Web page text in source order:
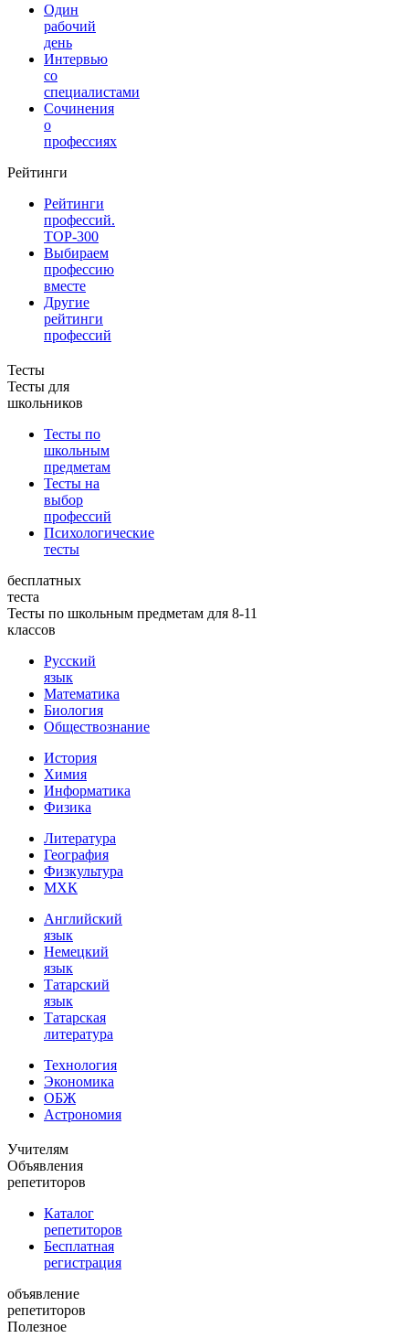
Один
рабочий
день
Интервью
со
специалистами
Сочинения
о
профессиях
Рейтинги
Рейтинги
профессий.
TOP-300
Выбираем
профессию
вместе
Другие
рейтинги
профессий
Тесты
Тесты для
школьников
Тесты по
школьным
предметам
Тесты на
выбор
профессий
Психологические
тесты
бесплатных
теста
Тесты по школьным предметам для 8-11
классов
Русский
язык
Математика
Биология
Обществознание
История
Химия
Информатика
Физика
Литература
География
Физкультура
МХК
Английский
язык
Немецкий
язык
Татарский
язык
Татарская
литература
Технология
Экономика
ОБЖ
Астрономия
Учителям
Объявления
репетиторов
Каталог
репетиторов
Бесплатная
регистрация
объявление
репетиторов
Полезное